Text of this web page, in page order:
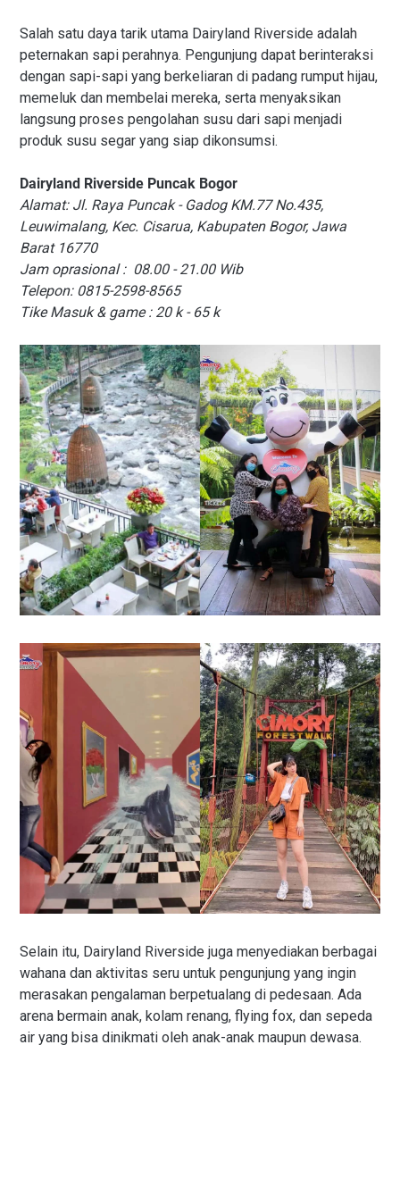
Salah satu daya tarik utama Dairyland Riverside adalah
peternakan sapi perahnya. Pengunjung dapat berinteraksi
dengan sapi-sapi yang berkeliaran di padang rumput hijau,
memeluk dan membelai mereka, serta menyaksikan
langsung proses pengolahan susu dari sapi menjadi
produk susu segar yang siap dikonsumsi.
Dairyland Riverside Puncak Bogor
Alamat: Jl. Raya Puncak - Gadog KM.77 No.435,
Leuwimalang, Kec. Cisarua, Kabupaten Bogor, Jawa
Barat 16770
Jam oprasional : 08.00 - 21.00 Wib
Telepon: 0815-2598-8565
Tike Masuk & game : 20 k - 65 k
Selain itu, Dairyland Riverside juga menyediakan berbagai
wahana dan aktivitas seru untuk pengunjung yang ingin
merasakan pengalaman berpetualang di pedesaan. Ada
arena bermain anak, kolam renang, flying fox, dan sepeda
air yang bisa dinikmati oleh anak-anak maupun dewasa.